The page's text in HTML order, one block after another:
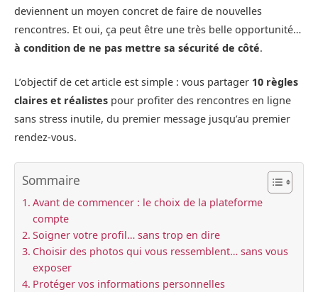
deviennent un moyen concret de faire de nouvelles
rencontres. Et oui, ça peut être une très belle opportunité…
à condition de ne pas mettre sa sécurité de côté.
L’objectif de cet article est simple : vous partager 10 règles
claires et réalistes pour profiter des rencontres en ligne
sans stress inutile, du premier message jusqu’au premier
rendez‑vous.
Sommaire
Avant de commencer : le choix de la plateforme
compte
Soigner votre profil… sans trop en dire
Choisir des photos qui vous ressemblent… sans vous
exposer
Protéger vos informations personnelles